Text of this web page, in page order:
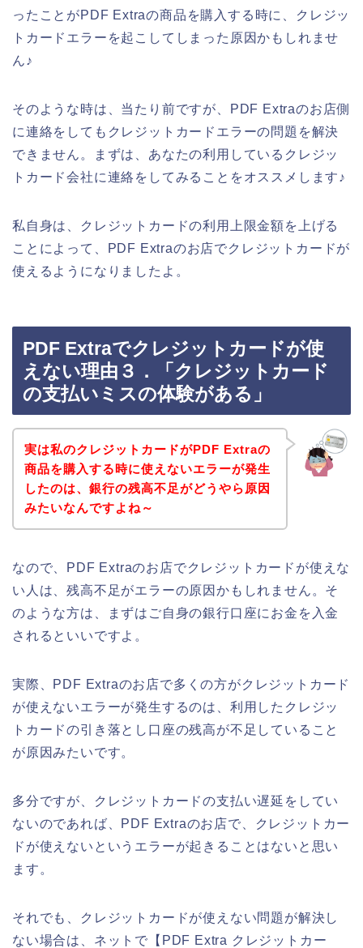
ったことがPDF Extraの商品を購入する時に、クレジッ
トカードエラーを起こしてしまった原因かもしれませ
ん♪
そのような時は、当たり前ですが、PDF Extraのお店側
に連絡をしてもクレジットカードエラーの問題を解決
できません。まずは、あなたの利用しているクレジッ
トカード会社に連絡をしてみることをオススメします♪
私自身は、クレジットカードの利用上限金額を上げる
ことによって、PDF Extraのお店でクレジットカードが
使えるようになりましたよ。
PDF Extraでクレジットカードが使
えない理由３．「クレジットカード
の支払いミスの体験がある」
実は私のクレジットカードがPDF Extraの
商品を購入する時に使えないエラーが発生
したのは、銀行の残高不足がどうやら原因
みたいなんですよね～
なので、PDF Extraのお店でクレジットカードが使えな
い人は、残高不足がエラーの原因かもしれません。そ
のような方は、まずはご自身の銀行口座にお金を入金
されるといいですよ。
実際、PDF Extraのお店で多くの方がクレジットカード
が使えないエラーが発生するのは、利用したクレジッ
トカードの引き落とし口座の残高が不足していること
が原因みたいです。
多分ですが、クレジットカードの支払い遅延をしてい
ないのであれば、PDF Extraのお店で、クレジットカー
ドが使えないというエラーが起きることはないと思い
ます。
それでも、クレジットカードが使えない問題が解決し
ない場合は、ネットで【PDF Extra クレジットカー